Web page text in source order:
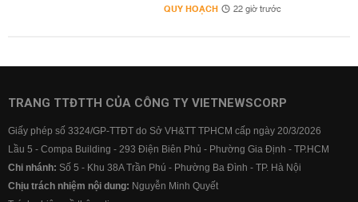
QUY HOẠCH 22 giờ trước
TRANG TTĐTTH CỦA CÔNG TY VIETNEWSCORP
Giấy phép số 3324/GP-TTĐT do Sở VH&TT TPHCM cấp ngày 20/3/2026
Lầu 5 - Compa Building - 293 Điện Biên Phủ - Phường Gia Định - TP.HCM
Chi nhánh: Số 5 - Khu 38A Trần Phú - Phường Ba Đình - TP. Hà Nội
Chịu trách nhiệm nội dung: Nguyễn Minh Quyết